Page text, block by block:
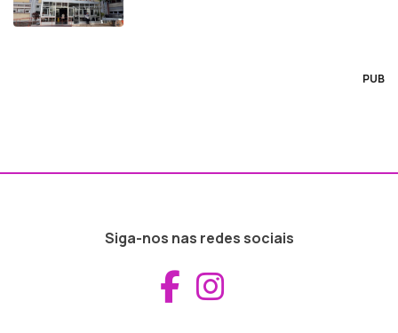
PUB
Siga-nos nas redes sociais
Aceder ao